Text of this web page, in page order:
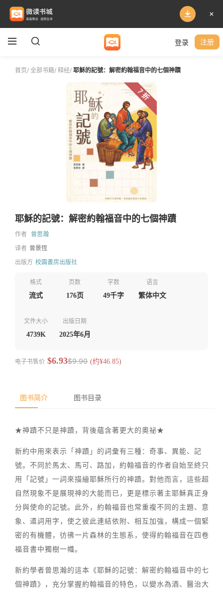
登录 注册
首页/ 全部书籍/ 释经/ 耶穌的記號：解密約翰福音中的七個神蹟
7 折
耶穌的記號：解密約翰福音中的七個神蹟
作者 曾思瀚
译者 曾景恆
出版方 校園書房出版社
格式
流式
页数
176页
字数
49千字
语言
繁体中文
文件大小
4739K
出版日期
2025年6月
电子书售价 $6.93$9.90 (约¥46.85)
图书简介 图书目录
★神蹟不只是神蹟，背後蘊含著更大的奧祕★
新約中用來表示「神蹟」的詞彙有三種：奇事、異能、記
號。不同於馬太、馬可、路加，約翰福音的作者自始至終只
用「記號」一詞來描繪耶穌所行的神蹟。對他而言，這些超
自然現象不是展現神的大能而已，更是標示著主耶穌真正身
分與使命的記號。此外，約翰福音也常重複不同的主題、意
象、遣詞用字，使之彼此連結依附、相互加強，構成一個緊
密的有機體，彷彿一片森林的生態系，使得約翰福音在四卷
福音書中獨樹一幟。
新約學者曾思瀚的這本《耶穌的記號：解密約翰福音中的七
個神蹟》，充分掌握約翰福音的特色，以變水為酒、醫治大